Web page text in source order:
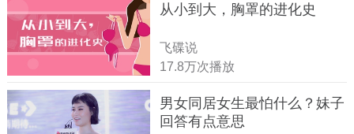
从小到大，胸罩的进化史
飞碟说
17.8万次播放
男女同居女生最怕什么？妹子
回答有点意思